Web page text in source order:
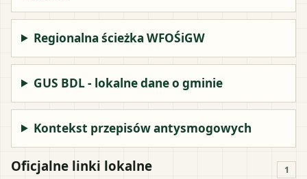
Regionalna ścieżka WFOŚiGW
GUS BDL - lokalne dane o gminie
Kontekst przepisów antysmogowych
Oficjalne linki lokalne 1